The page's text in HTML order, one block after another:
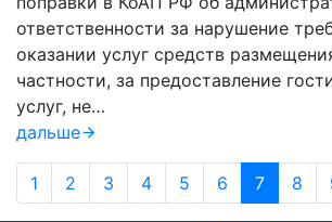
ответственности за нарушение
оказании услуг средств
частности, за предоставление
услуг, не…
дальше
1 2 3 4 5 6 7 8